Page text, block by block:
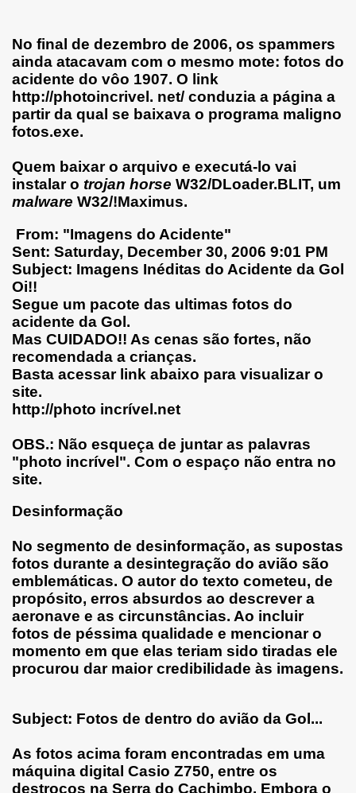
No final de dezembro de 2006, os spammers
ainda atacavam com o mesmo mote: fotos do
acidente do vôo 1907. O link
http://photoincrivel. net/ conduzia a página a
partir da qual se baixava o programa maligno
fotos.exe.
Quem baixar o arquivo e executá-lo vai
instalar o trojan horse W32/DLoader.BLIT, um
malware W32/!Maximus.
From: "Imagens do Acidente"
Sent: Saturday, December 30, 2006 9:01 PM
Subject: Imagens Inéditas do Acidente da Gol
Oi!!
Segue um pacote das ultimas fotos do
acidente da Gol.
Mas CUIDADO!! As cenas são fortes, não
recomendada a crianças.
Basta acessar link abaixo para visualizar o
site.
http://photo incrível.net
OBS.: Não esqueça de juntar as palavras
"photo incrível". Com o espaço não entra no
site.
Desinformação
No segmento de desinformação, as supostas
fotos durante a desintegração do avião são
emblemáticas. O autor do texto cometeu, de
propósito, erros absurdos ao descrever a
aeronave e as circunstâncias. Ao incluir
fotos de péssima qualidade e mencionar o
momento em que elas teriam sido tiradas ele
procurou dar maior credibilidade às imagens.
Subject: Fotos de dentro do avião da Gol...
As fotos acima foram encontradas em uma
máquina digital Casio Z750, entre os
destroços na Serra do Cachimbo. Embora o